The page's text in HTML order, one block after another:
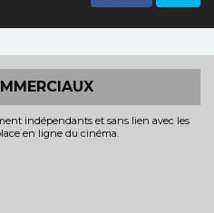
indépendants et sans lien avec les
en ligne du cinéma.